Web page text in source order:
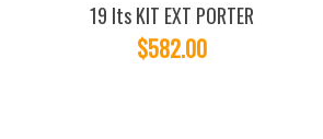
19 lts KIT EXT PORTER
$582.00